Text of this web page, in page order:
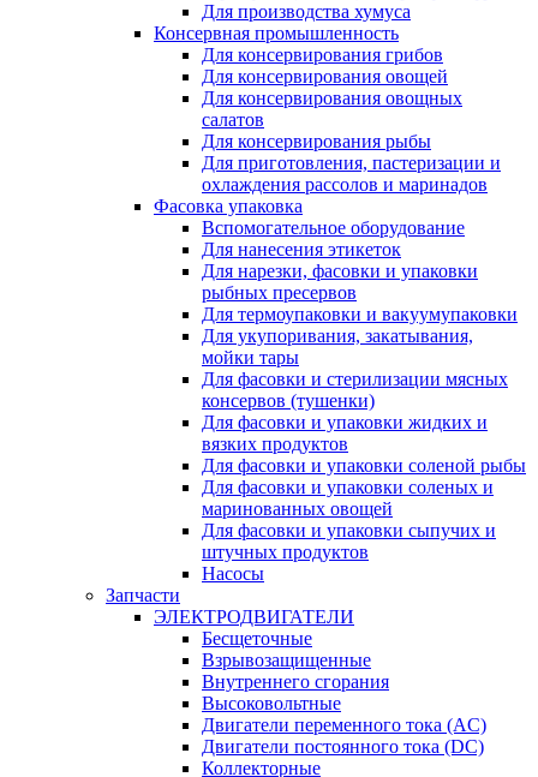
Для производства хумуса
Консервная промышленность
Для консервирования грибов
Для консервирования овощей
Для консервирования овощных
салатов
Для консервирования рыбы
Для приготовления, пастеризации и
охлаждения рассолов и маринадов
Фасовка упаковка
Вспомогательное оборудование
Для нанесения этикеток
Для нарезки, фасовки и упаковки
рыбных пресервов
Для термоупаковки и вакуумупаковки
Для укупоривания, закатывания,
мойки тары
Для фасовки и стерилизации мясных
консервов (тушенки)
Для фасовки и упаковки жидких и
вязких продуктов
Для фасовки и упаковки соленой рыбы
Для фасовки и упаковки соленых и
маринованных овощей
Для фасовки и упаковки сыпучих и
штучных продуктов
Насосы
Запчасти
ЭЛЕКТРОДВИГАТЕЛИ
Бесщеточные
Взрывозащищенные
Внутреннего сгорания
Высоковольтные
Двигатели переменного тока (AC)
Двигатели постоянного тока (DC)
Коллекторные